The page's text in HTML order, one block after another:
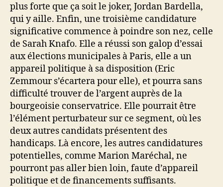
plus forte que ça soit le joker, Jordan Bardella,
qui y aille. Enfin, une troisième candidature
significative commence à poindre son nez, celle
de Sarah Knafo. Elle a réussi son galop d’essai
aux élections municipales à Paris, elle a un
appareil politique à sa disposition (Eric
Zemmour s’écartera pour elle), et pourra sans
difficulté trouver de l’argent auprès de la
bourgeoisie conservatrice. Elle pourrait être
l’élément perturbateur sur ce segment, où les
deux autres candidats présentent des
handicaps. Là encore, les autres candidatures
potentielles, comme Marion Maréchal, ne
pourront pas aller bien loin, faute d’appareil
politique et de financements suffisants.